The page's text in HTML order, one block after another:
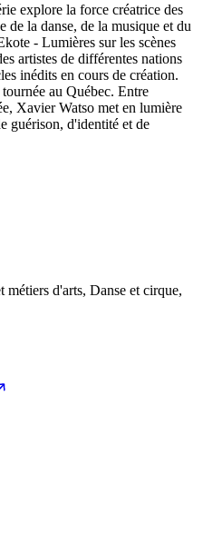
explore la force créatrice des
de la danse, de la musique et du
- Lumières sur les scènes
artistes de différentes nations
inédits en cours de création.
au Québec. Entre
Xavier Watso met en lumière
guérison, d'identité et de
métiers d'arts, Danse et cirque,